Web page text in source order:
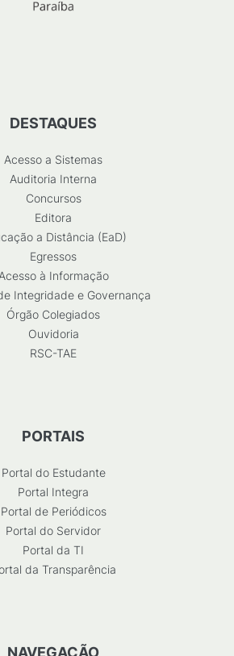
DESTAQUES
Acesso a Sistemas
Auditoria Interna
Concursos
Editora
a Distância (EaD)
Egressos
Acesso à Informação
Integridade e Governança
Órgão Colegiados
Ouvidoria
RSC-TAE
PORTAIS
Portal do Estudante
Portal Integra
Portal de Periódicos
Portal do Servidor
Portal da TI
da Transparência
NAVEGAÇÃO